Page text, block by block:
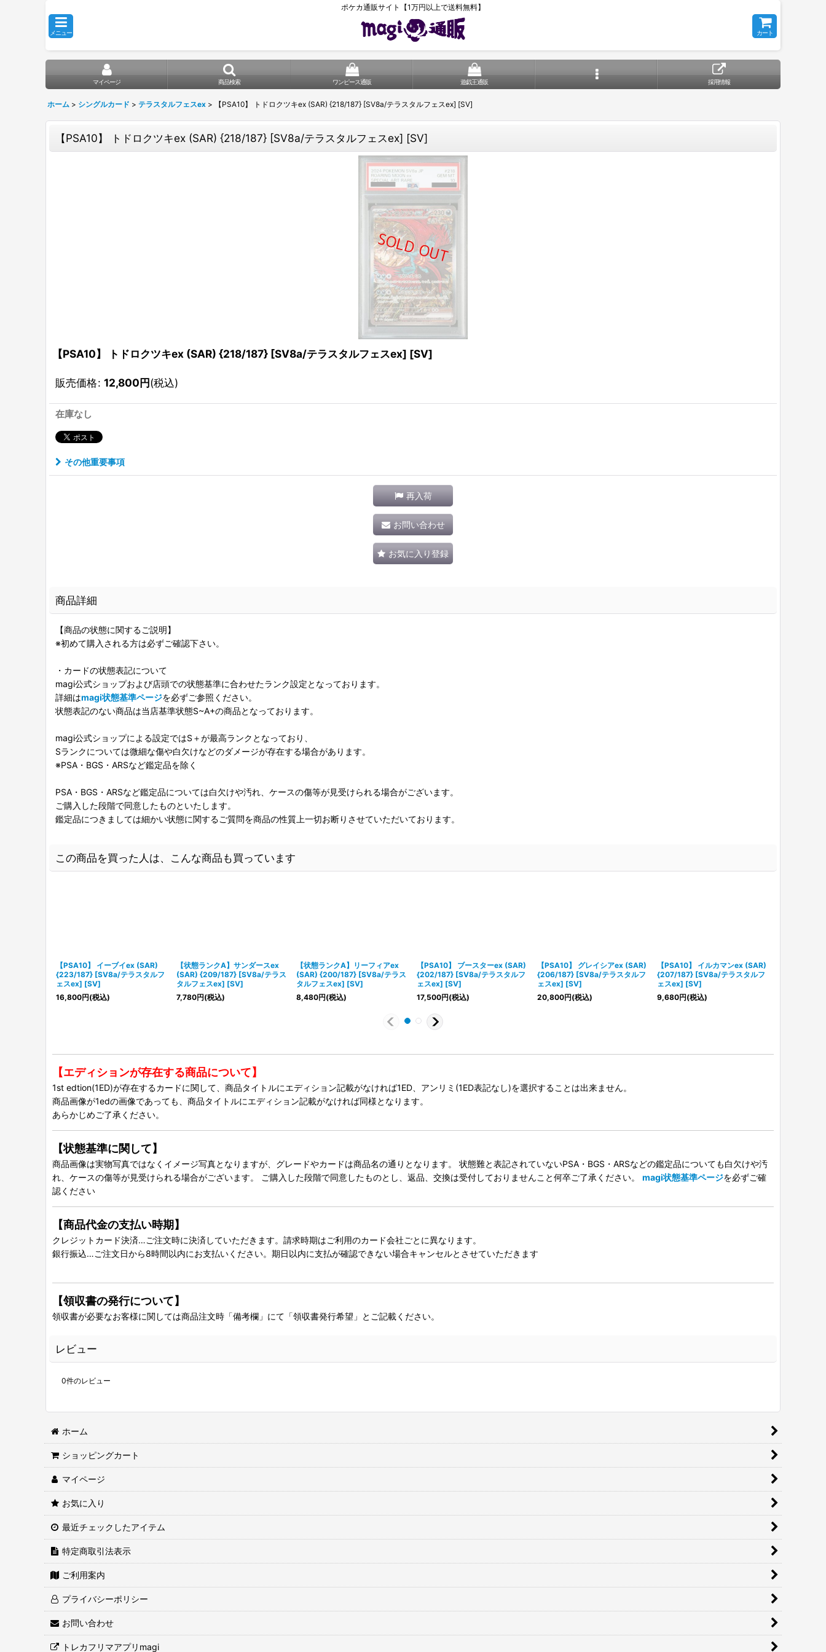
ポケカ通販サイト【1万円以上で送料無料】
メニュー カート
マイページ 商品検索 ワンピース通販 遊戯王通販 採用情報
ホーム > シングルカード > テラスタルフェスex > 【PSA10】 トドロクツキex (SAR) {218/187} [SV8a/テラスタルフェスex] [SV]
【PSA10】 トドロクツキex (SAR) {218/187} [SV8a/テラスタルフェスex] [SV]
【PSA10】 トドロクツキex (SAR) {218/187} [SV8a/テラスタルフェスex] [SV]
販売価格: 12,800円(税込)
在庫なし
その他重要事項
再入荷
お問い合わせ
お気に入り登録
商品詳細
【商品の状態に関するご説明】
※初めて購入される方は必ずご確認下さい。
・カードの状態表記について
magi公式ショップおよび店頭での状態基準に合わせたランク設定となっております。
詳細はmagi状態基準ページを必ずご参照ください。
状態表記のない商品は当店基準状態S~A+の商品となっております。
magi公式ショップによる設定ではS＋が最高ランクとなっており、
Sランクについては微細な傷や白欠けなどのダメージが存在する場合があります。
※PSA・BGS・ARSなど鑑定品を除く
PSA・BGS・ARSなど鑑定品については白欠けや汚れ、ケースの傷等が見受けられる場合がございます。
ご購入した段階で同意したものといたします。
鑑定品につきましては細かい状態に関するご質問を商品の性質上一切お断りさせていただいております。
この商品を買った人は、こんな商品も買っています
【PSA10】 イーブイex (SAR)
{223/187} [SV8a/テラスタルフ
ェスex] [SV]
16,800円(税込)
【状態ランクA】サンダースex
(SAR) {209/187} [SV8a/テラス
タルフェスex] [SV]
7,780円(税込)
【状態ランクA】リーフィアex
(SAR) {200/187} [SV8a/テラス
タルフェスex] [SV]
8,480円(税込)
【PSA10】 ブースターex (SAR)
{202/187} [SV8a/テラスタルフ
ェスex] [SV]
17,500円(税込)
【PSA10】 グレイシアex (SAR)
{206/187} [SV8a/テラスタルフ
ェスex] [SV]
20,800円(税込)
【PSA10】 イルカマンex (SAR)
{207/187} [SV8a/テラスタルフ
ェスex] [SV]
9,680円(税込)
【エディションが存在する商品について】
1st edtion(1ED)が存在するカードに関して、商品タイトルにエディション記載がなければ1ED、アンリミ(1ED表記なし)を選択することは出来ません。
商品画像が1edの画像であっても、商品タイトルにエディション記載がなければ同様となります。
あらかじめご了承ください。
【状態基準に関して】
商品画像は実物写真ではなくイメージ写真となりますが、グレードやカードは商品名の通りとなります。 状態難と表記されていないPSA・BGS・ARSなどの鑑定品についても白欠けや汚
れ、ケースの傷等が見受けられる場合がございます。 ご購入した段階で同意したものとし、返品、交換は受付しておりませんこと何卒ご了承ください。 magi状態基準ページを必ずご確
認ください
【商品代金の支払い時期】
クレジットカード決済…ご注文時に決済していただきます。請求時期はご利用のカード会社ごとに異なります。
銀行振込…ご注文日から8時間以内にお支払いください。期日以内に支払が確認できない場合キャンセルとさせていただきます
【領収書の発行について】
領収書が必要なお客様に関しては商品注文時「備考欄」にて「領収書発行希望」とご記載ください。
レビュー
0件のレビュー
ホーム
ショッピングカート
マイページ
お気に入り
最近チェックしたアイテム
特定商取引法表示
ご利用案内
プライバシーポリシー
お問い合わせ
トレカフリマアプリmagi